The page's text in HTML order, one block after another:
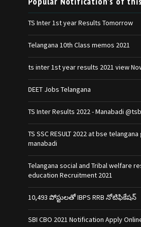
TS Inter 1st year Results Tomorrow
Telangana 10th Class memos 2021
ts inter 1st year results 2021 view
DEET Jobs Telangana
TS Inter Results 2022 - Manabadi
TS SSC RESULT 2022 at bse
manabadi
Telangana social and Tribal welfare
education Recruitment 2021
10,493 పోస్టులతో IBPS RRB నోటిఫికేషన్‌
SBI CBO 2021 Notification Apply